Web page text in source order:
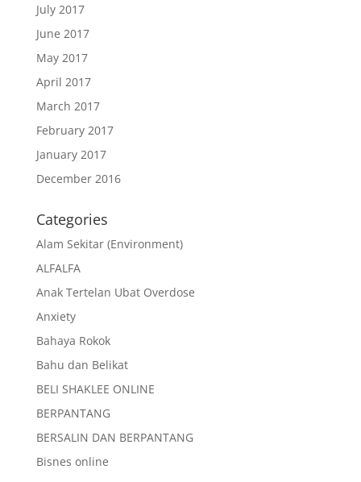
July 2017
June 2017
May 2017
April 2017
March 2017
February 2017
January 2017
December 2016
Categories
Alam Sekitar (Environment)
ALFALFA
Anak Tertelan Ubat Overdose
Anxiety
Bahaya Rokok
Bahu dan Belikat
BELI SHAKLEE ONLINE
BERPANTANG
BERSALIN DAN BERPANTANG
Bisnes online